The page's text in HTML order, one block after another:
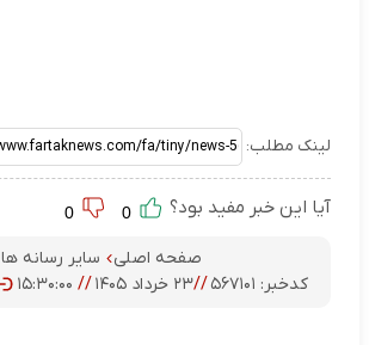
لینک مطلب:
آیا این خبر مفید بود؟
صفحه اصلی
سایر رسانه ها
کدخبر: ۵۶۷۱۰۱ //۲۳ خرداد ۱۴۰۵ // ۱۵:۳۰:۰۰